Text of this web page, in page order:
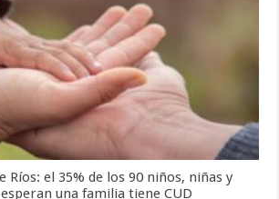
Ríos: el 35% de los 90 niños, niñas y
una familia tiene CUD